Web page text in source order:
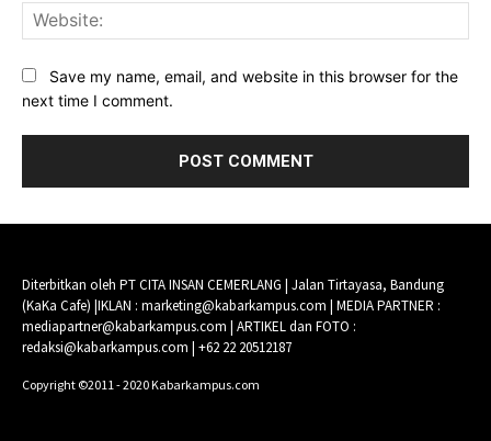
Save my name, email, and website in this browser for the
next time I comment.
Diterbitkan oleh PT CITA INSAN CEMERLANG | Jalan Tirtayasa, Bandung
(KaKa Cafe) |IKLAN : marketing@kabarkampus.com | MEDIA PARTNER :
mediapartner@kabarkampus.com | ARTIKEL dan FOTO :
redaksi@kabarkampus.com | +62 22 20512187
Copyright ©2011 - 2020 Kabarkampus.com